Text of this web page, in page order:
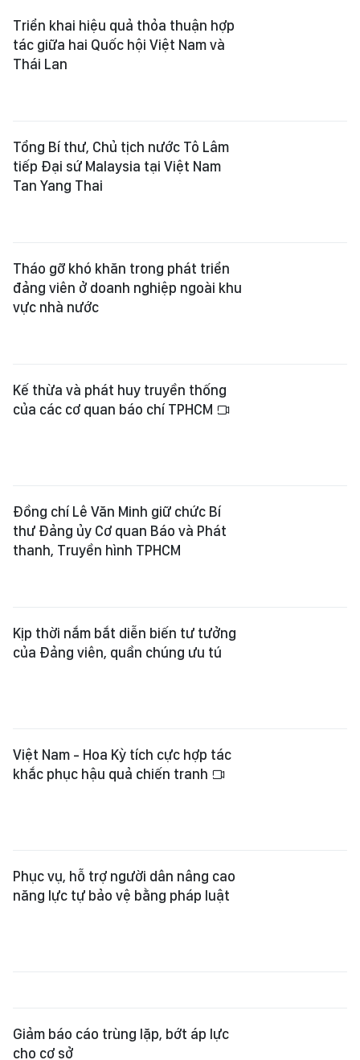
Triển khai hiệu quả thỏa thuận hợp
tác giữa hai Quốc hội Việt Nam và
Thái Lan
Tổng Bí thư, Chủ tịch nước Tô Lâm
tiếp Đại sứ Malaysia tại Việt Nam
Tan Yang Thai
Tháo gỡ khó khăn trong phát triển
đảng viên ở doanh nghiệp ngoài khu
vực nhà nước
Kế thừa và phát huy truyền thống
của các cơ quan báo chí TPHCM
Đồng chí Lê Văn Minh giữ chức Bí
thư Đảng ủy Cơ quan Báo và Phát
thanh, Truyền hình TPHCM
Kịp thời nắm bắt diễn biến tư tưởng
của Đảng viên, quần chúng ưu tú
Việt Nam - Hoa Kỳ tích cực hợp tác
khắc phục hậu quả chiến tranh
Phục vụ, hỗ trợ người dân nâng cao
năng lực tự bảo vệ bằng pháp luật
Giảm báo cáo trùng lặp, bớt áp lực
cho cơ sở